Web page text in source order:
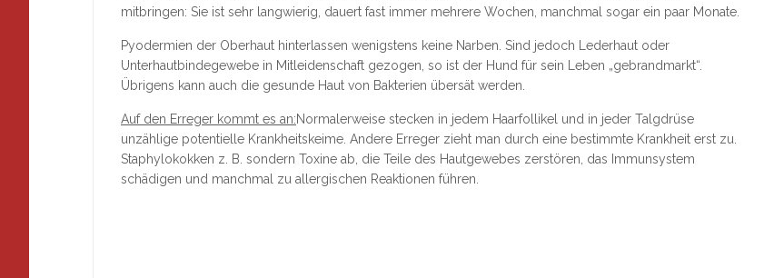
mitbringen: Sie ist sehr langwierig, dauert fast immer mehrere Wochen, manchmal sogar ein paar Monate.
Pyodermien der Oberhaut hinterlassen wenigstens keine Narben. Sind jedoch Lederhaut oder
Unterhautbindegewebe in Mitleidenschaft gezogen, so ist der Hund für sein Leben „gebrandmarkt“.
Übrigens kann auch die gesunde Haut von Bakterien übersät werden.
Auf den Erreger kommt es an:Normalerweise stecken in jedem Haarfollikel und in jeder Talgdrüse
unzählige potentielle Krankheitskeime. Andere Erreger zieht man durch eine bestimmte Krankheit erst zu.
Staphylokokken z. B. sondern Toxine ab, die Teile des Hautgewebes zerstören, das Immunsystem
schädigen und manchmal zu allergischen Reaktionen führen.